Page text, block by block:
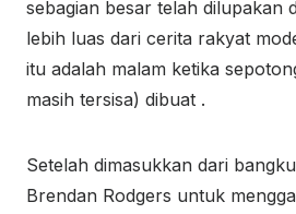
sebagian besar telah dilupakan
lebih luas dari cerita rakyat
itu adalah malam ketika
masih tersisa) dibuat .
Setelah dimasukkan dari
Brendan Rodgers untuk